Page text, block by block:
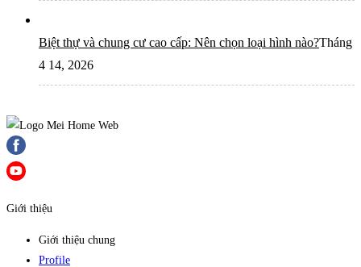
Biệt thự và chung cư cao cấp: Nên chọn loại hình nào?Tháng
4 14, 2026
Giới thiệu
Giới thiệu chung
Profile